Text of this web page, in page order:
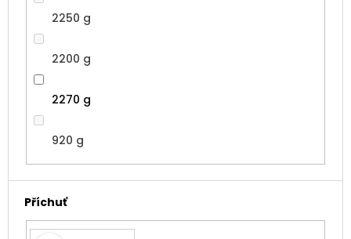
2250 g
2200 g
2270 g
920 g
Příchuť